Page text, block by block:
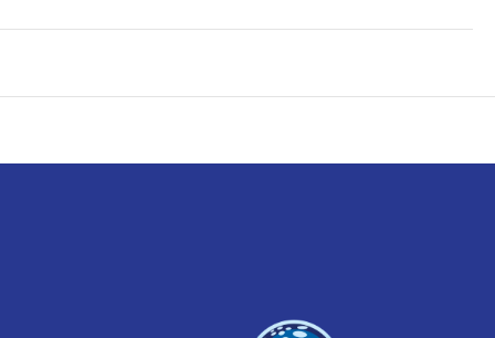
minibar gratis y televisión LED. La conexión wifi gratis te